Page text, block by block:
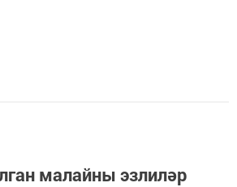
малайны эзлиләр